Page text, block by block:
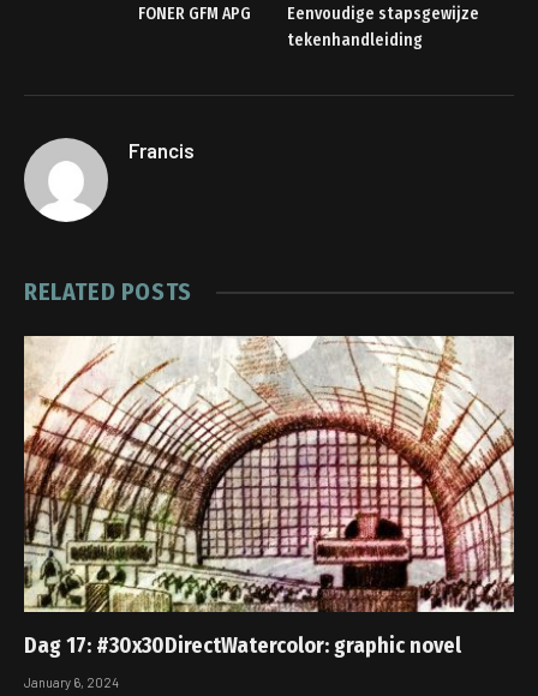
FONER GFM APG
Eenvoudige stapsgewijze
tekenhandleiding
Francis
RELATED POSTS
Dag 17: #30x30DirectWatercolor: graphic novel
January 6, 2024